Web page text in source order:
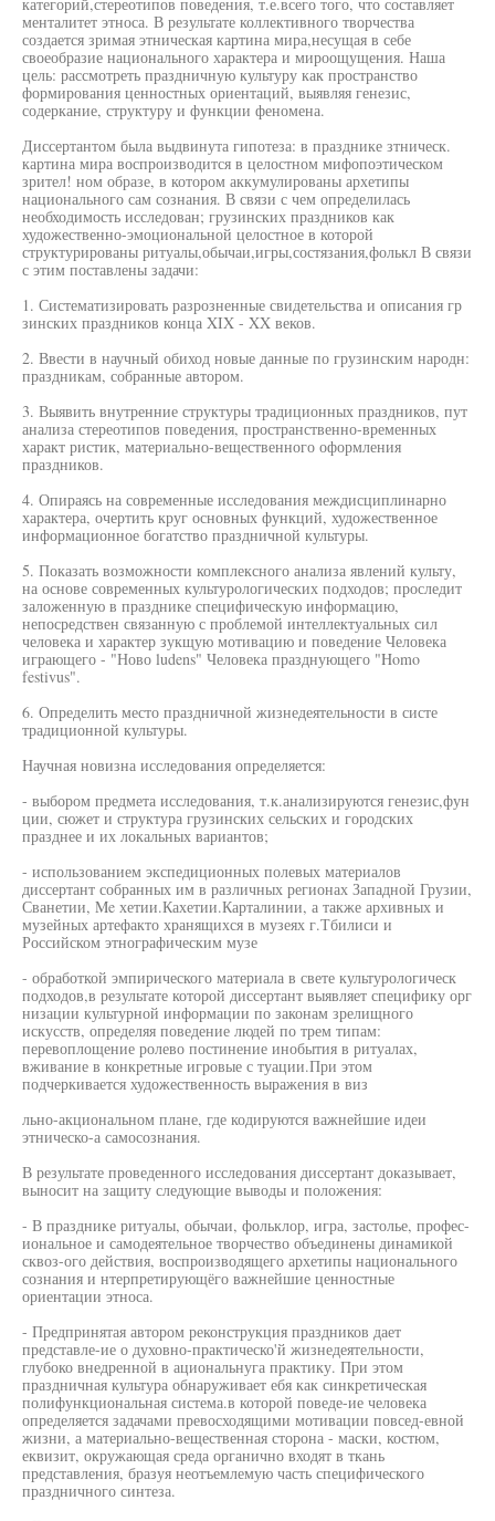
менталитет этноса. В результате коллективного творчества
создается зримая этническая картина мира,несущая в себе
своеобразие национального характера и мироощущения. Наша
цель: рассмотреть праздничную культуру как пространство
формирования ценностных ориентаций, выявляя генезис,
содеркание, структуру и функции феномена.
Диссертантом была выдвинута гипотеза: в празднике зтническ.
картина мира воспроизводится в целостном мифопоэтическом
зрител! ном образе, в котором аккумулированы архетипы
национального сам сознания. В связи с чем определилась
необходимость исследован; грузинских праздников как
художественно-эмоциональной целостное в которой
структурированы ритуалы,обычаи,игры,состязания,фолькл В связи
с этим поставлены задачи:
1. Систематизировать разрозненные свидетельства и описания гр
зинских праздников конца XIX - XX веков.
2. Ввести в научный обиход новые данные по грузинским народн:
праздникам, собранные автором.
3. Выявить внутренние структуры традиционных праздников, пут
анализа стереотипов поведения, пространственно-временных
характ ристик, материально-вещественного оформления
праздников.
4. Опираясь на современные исследования междисциплинарно
характера, очертить круг основных функций, художественное
информационное богатство праздничной культуры.
5. Показать возможности комплексного анализа явлений культу,
на основе современных культурологических подходов; проследит
заложенную в празднике специфическую информацию,
непосредствен связанную с проблемой интеллектуальных сил
человека и характер зукщую мотивацию и поведение Человека
играющего - "Ново ludens" Человека празднующего "Homo
festivus".
6. Определить место праздничной жизнедеятельности в систе
традиционной культуры.
Научная новизна исследования определяется:
- выбором предмета исследования, т.к.анализируются генезис,фун
ции, сюжет и структура грузинских сельских и городских
празднее и их локальных вариантов;
- использованием экспедиционных полевых материалов
диссертант собранных им в различных регионах Западной Грузии,
Сванетии, Me хетии.Кахетии.Карталинии, а также архивных и
музейных артефакто хранящихся в музеях г.Тбилиси и
Российском этнографическим музе
- обработкой эмпирического материала в свете культурологическ
подходов,в результате которой диссертант выявляет специфику орг
низации культурной информации по законам зрелищного
искусств, определяя поведение людей по трем типам:
перевоплощение ролево постинение инобытия в ритуалах,
вживание в конкретные игровые с туации.При этом
подчеркивается художественность выражения в виз
льно-акциональном плане, где кодируются важнейшие идеи
этническо-а самосознания.
В результате проведенного исследования диссертант доказывает,
выносит на защиту следующие выводы и положения:
- В празднике ритуалы, обычаи, фольклор, игра, застолье, профес-
иональное и самодеятельное творчество объединены динамикой
сквоз-ого действия, воспроизводящего архетипы национального
сознания и нтерпретирующёго важнейшие ценностные
ориентации этноса.
- Предпринятая автором реконструкция праздников дает
представле-ие о духовно-практическо'й жизнедеятельности,
глубоко внедренной в ациональнуга практику. При этом
праздничная культура обнаруживает ебя как синкретическая
полифункциональная система.в которой поведе-ие человека
определяется задачами превосходящими мотивации повсед-евной
жизни, а материально-вещественная сторона - маски, костюм,
еквизит, окружающая среда органично входят в ткань
представления, бразуя неотъемлемую часть специфического
праздничного синтеза.